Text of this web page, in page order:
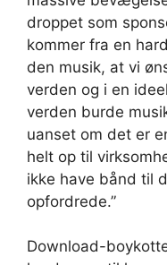
droppet som
kommer fra en
den musik, at vi
verden og i en
verden burde
uanset om det er
helt op til
ikke have bånd til
opfordrede.”
Download-